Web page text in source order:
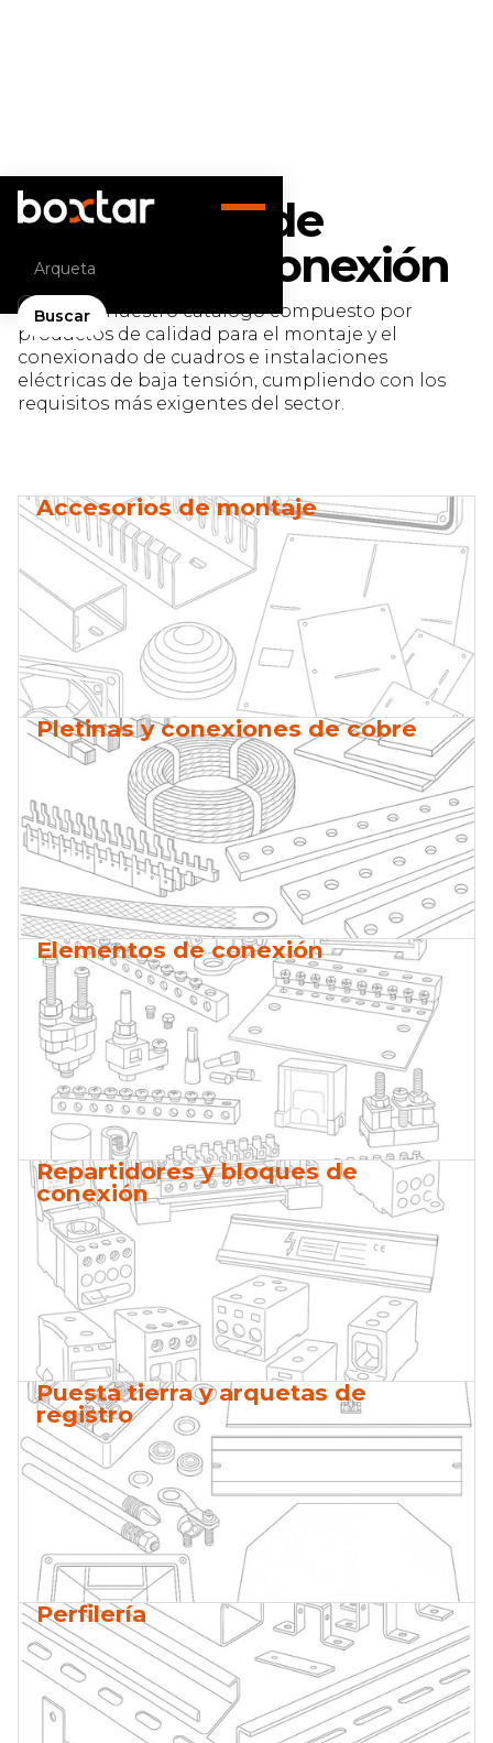
Soluciones de
montaje y conexión
Consulta nuestro catálogo compuesto por
productos de calidad para el montaje y el
conexionado de cuadros e instalaciones
eléctricas de baja tensión, cumpliendo con los
requisitos más exigentes del sector.
Accesorios de montaje
Pletinas y conexiones de cobre
Elementos de conexión
Repartidores y bloques de
conexión
Puesta tierra y arquetas de
registro
Perfilería